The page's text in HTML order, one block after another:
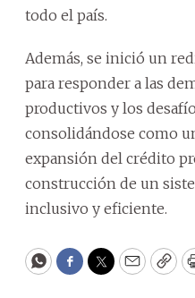
todo el país.
Además, se inició un
para responder a las
productivos y los
consolidándose como
expansión del crédito
construcción de un
inclusivo y eficiente.
WhatsApp
Facebook
Twitter
Email